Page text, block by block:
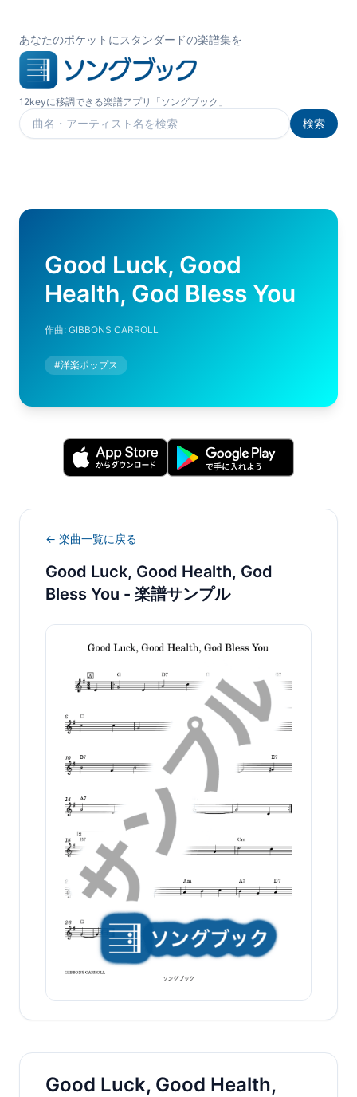
あなたのポケットにスタンダードの楽譜集を
12keyに移調できる楽譜アプリ「ソングブック」
楽曲を検索
検索
Good Luck, Good
Health, God Bless You
作曲: GIBBONS CARROLL
#洋楽ポップス
← 楽曲一覧に戻る
Good Luck, Good Health, God
Bless You - 楽譜サンプル
Good Luck, Good Health,